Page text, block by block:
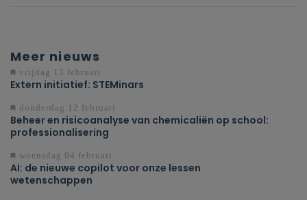
Meer nieuws
vrijdag 13 februari
Extern initiatief: STEMinars
donderdag 12 februari
Beheer en risicoanalyse van chemicaliën op school:
professionalisering
woensdag 04 februari
AI: de nieuwe copilot voor onze lessen
wetenschappen